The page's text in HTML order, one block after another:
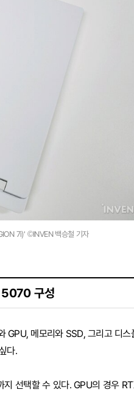
7i)' ©INVEN 백승철 기자
5070 구성
GPU, 메모리와 SSD, 그리고 디스
다.
선택할 수 있다. GPU의 경우